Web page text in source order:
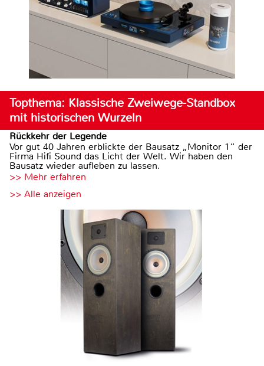
Topthema: Klassische Zweiwege-Standbox
mit historischen Wurzeln
Rückkehr der Legende
Vor gut 40 Jahren erblickte der Bausatz „Monitor 1“ der
Firma Hifi Sound das Licht der Welt. Wir haben den
Bausatz wieder aufleben zu lassen.
>> Mehr erfahren
>> Alle anzeigen